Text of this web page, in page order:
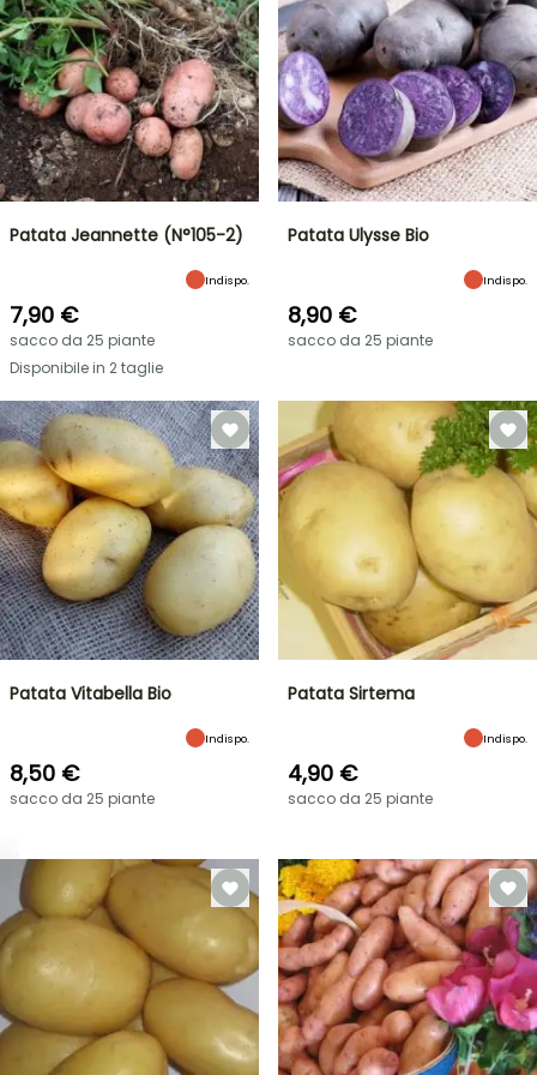
FLASH
FINO
AL
30%
DI
SCONTO
SU
BULBI
PRIMAVERILI
NOVITÀ:
IRIS
Patata Jeannette (N°105-2)
Indispo.
7,90 €
sacco da 25 piante
Disponibile in 2 taglie
Patata Ulysse Bio
Indispo.
8,90 €
sacco da 25 piante
Patata Vitabella Bio
Indispo.
8,50 €
sacco da 25 piante
Patata Sirtema
Indispo.
4,90 €
sacco da 25 piante